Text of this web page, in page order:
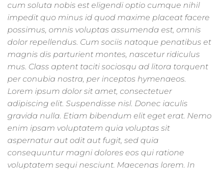
cum soluta nobis est eligendi optio cumque nihil
impedit quo minus id quod maxime placeat facere
possimus, omnis voluptas assumenda est, omnis
dolor repellendus. Cum sociis natoque penatibus et
magnis dis parturient montes, nascetur ridiculus
mus. Class aptent taciti sociosqu ad litora torquent
per conubia nostra, per inceptos hymenaeos.
Lorem ipsum dolor sit amet, consectetuer
adipiscing elit. Suspendisse nisl. Donec iaculis
gravida nulla. Etiam bibendum elit eget erat. Nemo
enim ipsam voluptatem quia voluptas sit
aspernatur aut odit aut fugit, sed quia
consequuntur magni dolores eos qui ratione
voluptatem sequi nesciunt. Maecenas lorem. In